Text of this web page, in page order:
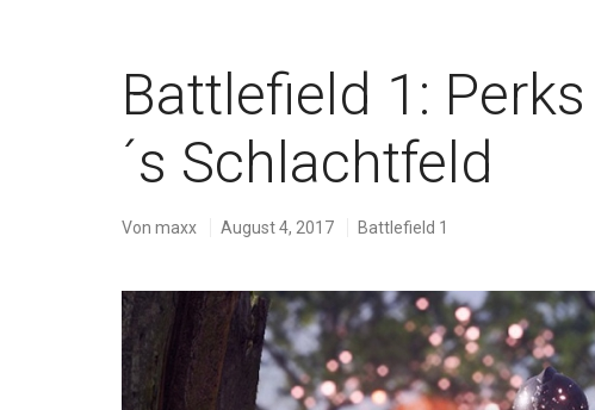
Battlefield 1:
´s Schlachtfeld
Von maxx August 4, 2017 Battlefield 1